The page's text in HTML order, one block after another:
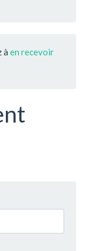
à en recevoir